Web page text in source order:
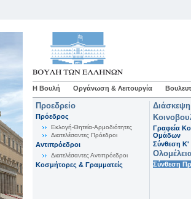
Η Βουλή Οργάνωση & Λειτουργία
Προεδρείο
Πρόεδρος
Εκλογή-Θητεία-Αρμοδιότητες
Διατελέσαντες Πρόεδροι
Αντιπρόεδροι
Διατελέσαντες Αντιπρόεδροι
Κοσμήτορες & Γραμματείς
Γραφεία
Ομάδων
Σύνθεση K'
Σύνθεση